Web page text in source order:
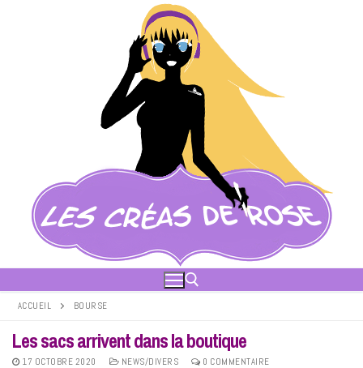
Rechercher :
ACCUEIL BOURSE
Les sacs arrivent dans la boutique
17 OCTOBRE 2020 NEWS/DIVERS 0 COMMENTAIRE